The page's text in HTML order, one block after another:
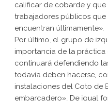
calificar de cobarde y
trabajadores públicos
encuentran últimamente».
Por último, el grupo de
importancia de la
continuará defendiendo
todavía deben hacerse,
instalaciones del Coto de
embarcadero». De igual